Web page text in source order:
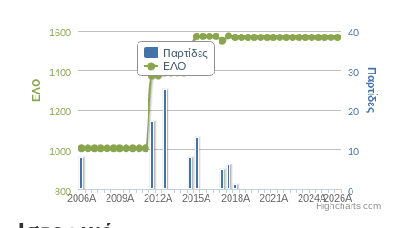
Παρτίδες
ΕΛΟ
2006A 2009A 2012A 2015A 2018A 2021A 2024A2026A
800
1000
1200
1400
1600
ΕΛΟ
0
10
20
30
40
Παρτίδες
Highcharts.com